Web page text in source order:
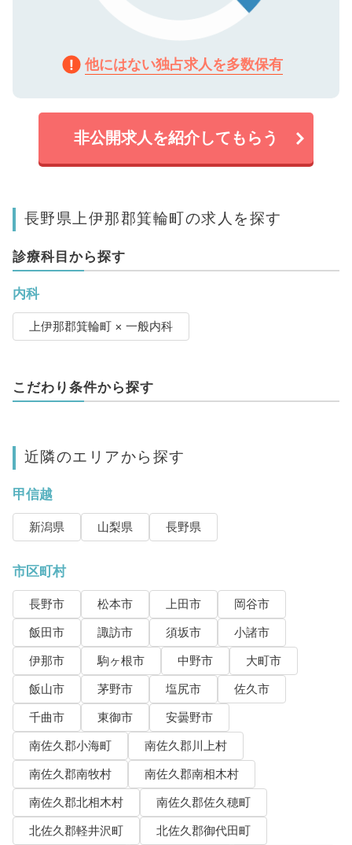
他にはない独占求人を多数保有
非公開求人を紹介してもらう
長野県上伊那郡箕輪町の求人を探す
診療科目から探す
内科
上伊那郡箕輪町 × 一般内科
こだわり条件から探す
近隣のエリアから探す
甲信越
新潟県 山梨県 長野県
市区町村
長野市 松本市 上田市
岡谷市
飯田市
諏訪市 須坂市
小諸市
伊那市
駒ヶ根市 中野市
大町市
飯山市
茅野市 塩尻市
佐久市
千曲市
東御市
安曇野市
南佐久郡小海町
南佐久郡川上村
南佐久郡南牧村
南佐久郡南相木村
南佐久郡北相木村
南佐久郡佐久穂町
北佐久郡軽井沢町
北佐久郡御代田町